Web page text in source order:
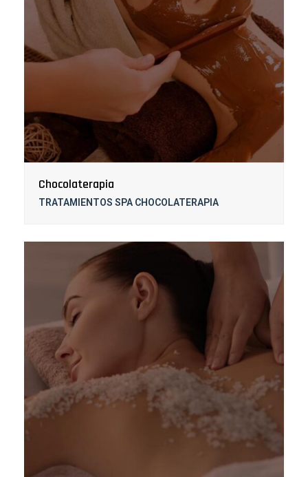
Chocolaterapia
TRATAMIENTOS SPA CHOCOLATERAPIA